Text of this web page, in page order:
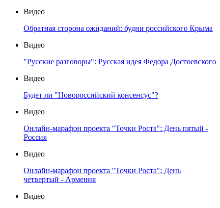
Видео
Обратная сторона ожиданий: будни российского Крыма
Видео
"Русские разговоры": Русская идея Федора Достоевского
Видео
Будет ли "Новороссийский консенсус"?
Видео
Онлайн-марафон проекта "Точки Роста": День пятый -
Россия
Видео
Онлайн-марафон проекта "Точки Роста": День
четвертый - Армения
Видео